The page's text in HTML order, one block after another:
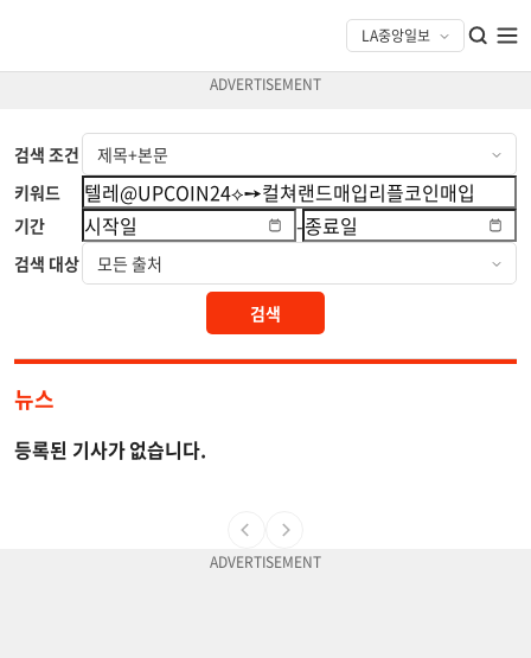
검색 조건
키워드
기간
-
검색 대상
검색
뉴스
등록된 기사가 없습니다.